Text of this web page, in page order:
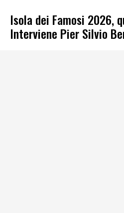
Isola dei Famosi 2026,
Interviene Pier Silvio